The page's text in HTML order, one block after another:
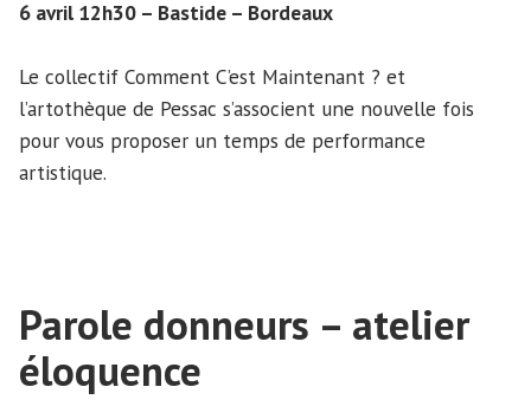
6 avril 12h30 – Bastide – Bordeaux
Le collectif Comment C’est Maintenant ? et
l’artothèque de Pessac s’associent une nouvelle fois
pour vous proposer un temps de performance
artistique.
Parole donneurs – atelier
éloquence